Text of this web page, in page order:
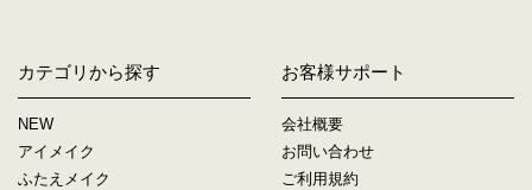
カテゴリから探す
NEW
アイメイク
ふたえメイク
お客様サポート
会社概要
お問い合わせ
ご利用規約